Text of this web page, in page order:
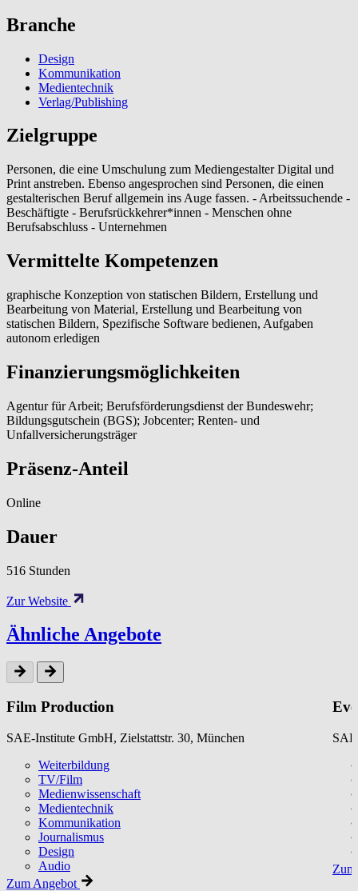
Branche
Design
Kommunikation
Medientechnik
Verlag/Publishing
Zielgruppe
Personen, die eine Umschulung zum Mediengestalter Digital und
Print anstreben. Ebenso angesprochen sind Personen, die einen
gestalterischen Beruf allgemein ins Auge fassen. - Arbeitssuchende -
Beschäftigte - Berufsrückkehrer*innen - Menschen ohne
Berufsabschluss - Unternehmen
Vermittelte Kompetenzen
graphische Konzeption von statischen Bildern, Erstellung und
Bearbeitung von Material, Erstellung und Bearbeitung von
statischen Bildern, Spezifische Software bedienen, Aufgaben
autonom erledigen
Finanzierungsmöglichkeiten
Agentur für Arbeit; Berufsförderungsdienst der Bundeswehr;
Bildungsgutschein (BGS); Jobcenter; Renten- und
Unfallversicherungsträger
Präsenz-Anteil
Online
Dauer
516 Stunden
Zur Website
Ähnliche Angebote
Film Production
SAE-Institute GmbH, Zielstattstr. 30, München
Weiterbildung
TV/Film
Medienwissenschaft
Medientechnik
Kommunikation
Journalismus
Design
Audio
Zum Angebot